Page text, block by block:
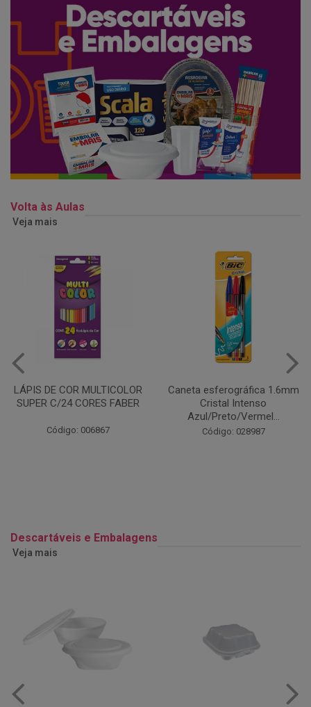
Volta às Aulas
Veja mais
Caneta esferográfica 1.6mm
Cristal Intenso
Código: 028987
COLA EM BASTÃO 40G - LEO
& LEO
Código: 028164
Descartáveis e Embalagens
Veja mais